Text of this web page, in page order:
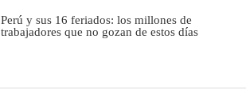
Perú y sus 16 feriados: los millones de
trabajadores que no gozan de estos días